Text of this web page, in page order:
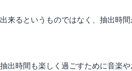
来るというものではなく、抽出時間
出時間も楽しく過ごすために音楽や